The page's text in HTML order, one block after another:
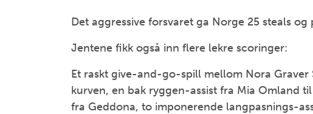
Det aggressive forsvaret ga Norge 25 steals
Jentene fikk også inn flere lekre scoringer:
Et raskt give-and-go-spill mellom Nora
kurven, en bak ryggen-assist fra Mia Omland
fra Geddona, to imponerende langpasnings-